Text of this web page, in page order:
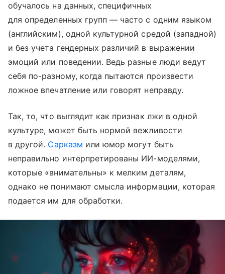
обучалось на данных, специфичных
для определенных групп — часто с одним языком
(английским), одной культурной средой (западной)
и без учета гендерных различий в выражении
эмоций или поведении. Ведь разные люди ведут
себя по-разному, когда пытаются произвести
ложное впечатление или говорят неправду.
Так, то, что выглядит как признак лжи в одной
культуре, может быть нормой вежливости
в другой. Сарказм или юмор могут быть
неправильно интерпретированы ИИ-моделями,
которые «внимательны» к мелким деталям,
однако не понимают смысла информации, которая
подается им для обработки.